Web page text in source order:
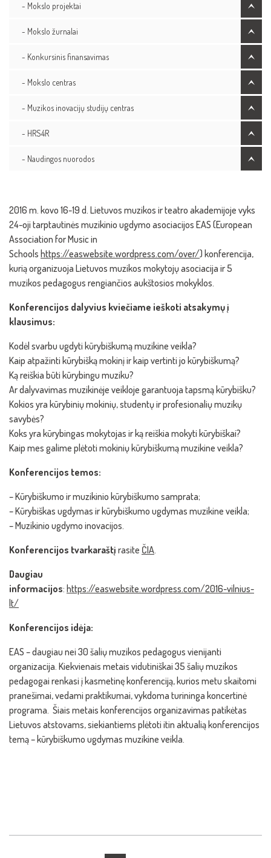
- Mokslo projektai
- Mokslo žurnalai
- Konkursinis finansavimas
- Mokslo centras
- Muzikos inovacijų studijų centras
- HRS4R
- Naudingos nuorodos
2016 m. kovo 16-19 d. Lietuvos muzikos ir teatro akademijoje vyks
24-oji tarptautinės muzikinio ugdymo asociacijos EAS (European
Association for Music in
Schools https://easwebsite.wordpress.com/over/) konferencija,
kurią organizuoja Lietuvos muzikos mokytojų asociacija ir 5
muzikos pedagogus rengiančios aukštosios mokyklos.
Konferencijos dalyvius kviečiame ieškoti atsakymų į
klausimus:
Kodėl svarbu ugdyti kūrybiškumą muzikine veikla?
Kaip atpažinti kūrybišką mokinį ir kaip vertinti jo kūrybiškumą?
Ką reiškia būti kūrybingu muziku?
Ar dalyvavimas muzikinėje veikloje garantuoja tapsmą kūrybišku?
Kokios yra kūrybinių mokinių, studentų ir profesionalių muzikų
savybės?
Koks yra kūrybingas mokytojas ir ką reiškia mokyti kūrybiškai?
Kaip mes galime plėtoti mokinių kūrybiškumą muzikine veikla?
Konferencijos temos:
– Kūrybiškumo ir muzikinio kūrybiškumo samprata;
– Kūrybiškas ugdymas ir kūrybiškumo ugdymas muzikine veikla;
– Muzikinio ugdymo inovacijos.
Konferencijos tvarkaraštį rasite ČIA.
Daugiau
informacijos: https://easwebsite.wordpress.com/2016-vilnius-
lt/
Konferencijos idėja:
EAS – daugiau nei 30 šalių muzikos pedagogus vienijanti
organizacija. Kiekvienais metais vidutiniškai 35 šalių muzikos
pedagogai renkasi į kasmetinę konferenciją, kurios metu skaitomi
pranešimai, vedami praktikumai, vykdoma turininga koncertinė
programa. Šiais metais konferencijos organizavimas patikėtas
Lietuvos atstovams, siekiantiems plėtoti itin aktualią konferencijos
temą – kūrybiškumo ugdymas muzikine veikla.